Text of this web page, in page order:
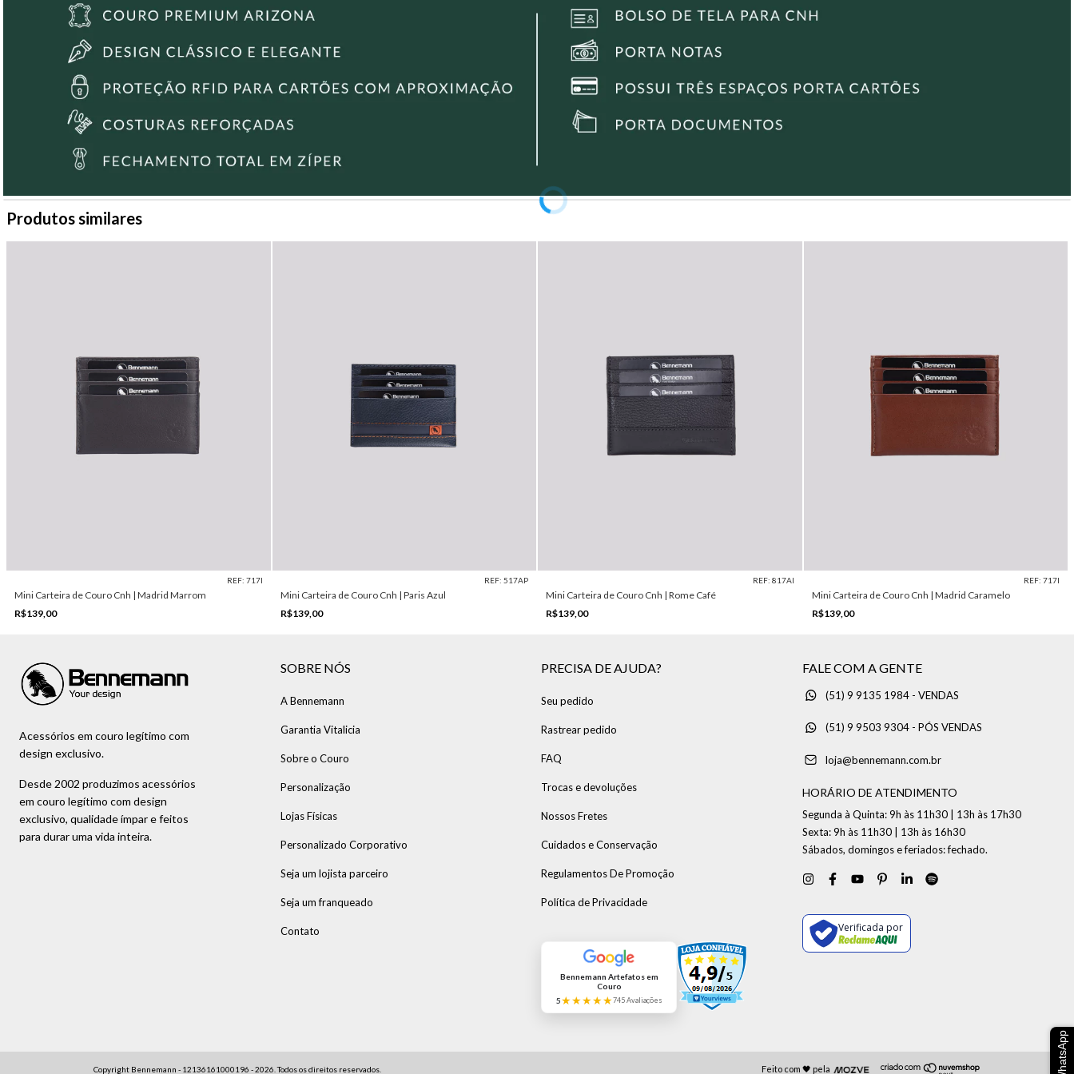
• Porta-notas com uma divisória.
Produtos similares
REF: 717I
Mini Carteira de Couro Cnh | Madrid Marrom
R$139,00
REF: 517AP
Mini Carteira de Couro Cnh | Paris Azul
R$139,00
REF: 817AI
Mini Carteira de Couro Cnh | Rome Café
R$139,00
REF: 717I
Mini Carteira de Couro Cnh | Madrid Caramelo
R$139,00
WhatsApp
Acessórios em couro legítimo com
design exclusivo.
Desde 2002 produzimos acessórios
em couro legítimo com design
exclusivo, qualidade ímpar e feitos
para durar uma vida inteira.
SOBRE NÓS
A Bennemann
Garantia Vitalicia
Sobre o Couro
Personalização
Lojas Físicas
Personalizado Corporativo
Seja um lojista parceiro
Seja um franqueado
Contato
PRECISA DE AJUDA?
Seu pedido
Rastrear pedido
FAQ
Trocas e devoluções
Nossos Fretes
Cuidados e Conservação
Regulamentos De Promoção
Política de Privacidade
Bennemann Artefatos em
Couro
5★★★★★745 Avaliações
FALE COM A GENTE
(51) 9 9135 1984 - VENDAS
(51) 9 9503 9304 - PÓS VENDAS
loja@bennemann.com.br
HORÁRIO DE ATENDIMENTO
Segunda à Quinta: 9h às 11h30 | 13h às 17h30
Sexta: 9h às 11h30 | 13h às 16h30
Sábados, domingos e feriados: fechado.
Verificada por
Copyright Bennemann - 12136161000196 - 2026. Todos os direitos reservados. Feito com 🖤 pela